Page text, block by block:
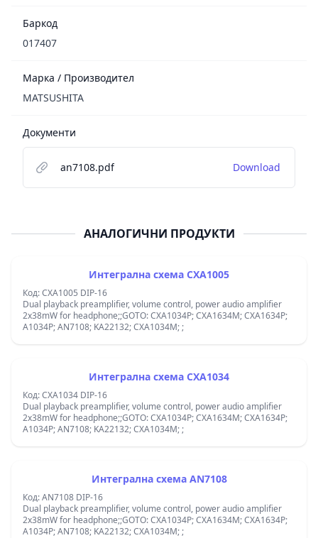
Баркод
017407
Марка / Производител
MATSUSHITA
Документи
an7108.pdf Download
АНАЛОГИЧНИ ПРОДУКТИ
Интегрална схема CXA1005
Код: CXA1005 DIP-16
Dual playback preamplifier, volume control, power audio amplifier
2x38mW for headphone;;GOTO: CXA1034P; CXA1634M; CXA1634P;
A1034P; AN7108; KA22132; CXA1034M; ;
Интегрална схема CXA1034
Код: CXA1034 DIP-16
Dual playback preamplifier, volume control, power audio amplifier
2x38mW for headphone;;GOTO: CXA1034P; CXA1634M; CXA1634P;
A1034P; AN7108; KA22132; CXA1034M; ;
Интегрална схема AN7108
Код: AN7108 DIP-16
Dual playback preamplifier, volume control, power audio amplifier
2x38mW for headphone;;GOTO: CXA1034P; CXA1634M; CXA1634P;
A1034P; AN7108; KA22132; CXA1034M; ;